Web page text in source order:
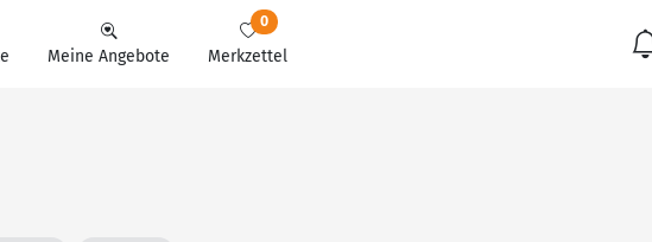
Meine Angebote Merkzettel
0